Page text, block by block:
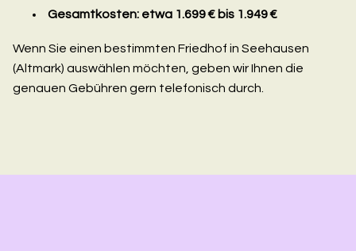
Gesamtkosten: etwa 1.699 € bis 1.949 €
Wenn Sie einen bestimmten Friedhof in Seehausen
(Altmark) auswählen möchten, geben wir Ihnen die
genauen Gebühren gern telefonisch durch.